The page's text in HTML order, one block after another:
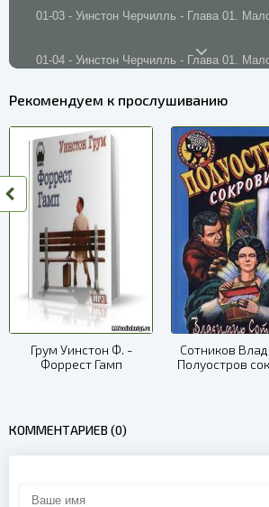
01-03 - Уинстон Черчилль - Глава 01.
01-04 - Уинстон Черчилль - Глава 01.
01-05 - Уинстон Черчилль - Глава 01.
01-06 - Уинстон Черчилль - Глава 01.
01-07 - Уинстон Черчилль - Глава 01.
01-08 - Уинстон Черчилль - Глава 01.
01-09 - Уинстон Черчилль - Глава 01.
01-10 - Уинстон Черчилль - Глава 01.
01-11 - Уинстон Черчилль - Глава 01.
01-13 - Уинстон Черчилль - Глава 01.
01-14 - Уинстон Черчилль - Глава 01.
Рекомендуем к прослушиванию
Грум Уинстон Ф. -
Форрест Гамп
Сотников
Полуостров
КОММЕНТАРИЕВ (0)